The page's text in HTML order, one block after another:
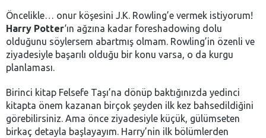
Öncelikle… onur köşesini J.K. Rowling’e vermek istiyorum!
Harry Potter‘ın ağzına kadar foreshadowing dolu
olduğunu söylersem abartmış olmam. Rowling’in özenli ve
ziyadesiyle başarılı olduğu bir konu varsa, o da kurgu
planlaması.
Birinci kitap Felsefe Taşı’na dönüp baktığınızda yedinci
kitapta önem kazanan birçok şeyden ilk kez bahsedildiğini
görebilirsiniz. Ama önce ziyadesiyle küçük, gülümseten
birkaç detayla başlayayım. Harry’nin ilk bölümlerden